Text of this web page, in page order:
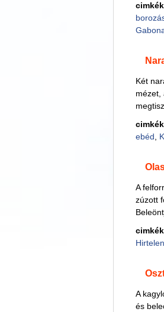
cimkék
Két
mézet,
cimkék
ebéd
A
zúzott
cimkék
A
és